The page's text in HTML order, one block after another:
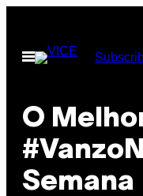
content
Open
Menu
O
Semana